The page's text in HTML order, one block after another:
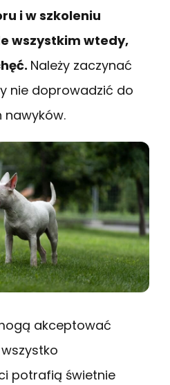
i w szkoleniu
wszystkim wtedy,
Należy zaczynać
nie doprowadzić do
nawyków.
akceptować
potrafią świetnie